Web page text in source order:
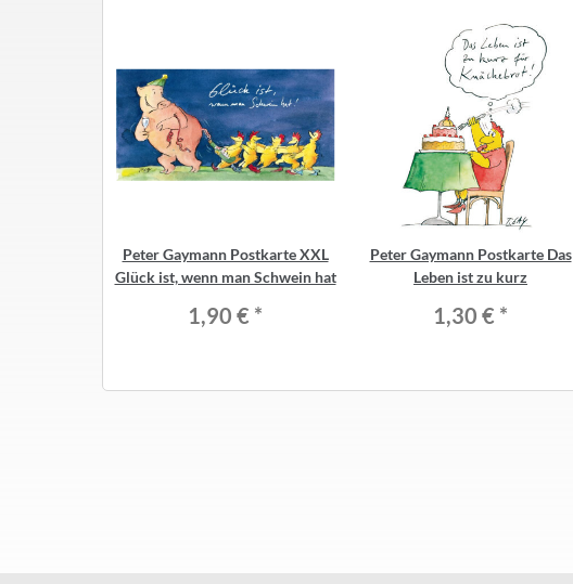
Peter Gaymann Postkarte XXL
Glück ist, wenn man Schwein hat
1,90 € *
Peter Gaymann Postkarte Das
Leben ist zu kurz
1,30 € *